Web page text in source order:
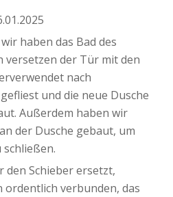
haben das Bad des
versetzen der Tür mit den
nach
und die neue Dusche
Außerdem haben wir
der Dusche gebaut, um
schließen.
den Schieber ersetzt,
verbunden, das